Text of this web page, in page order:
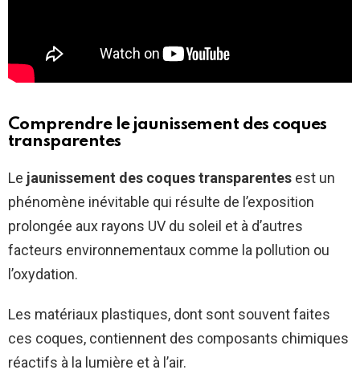
Comprendre le jaunissement des coques
transparentes
Le jaunissement des coques transparentes est un
phénomène inévitable qui résulte de l’exposition
prolongée aux rayons UV du soleil et à d’autres
facteurs environnementaux comme la pollution ou
l’oxydation.
Les matériaux plastiques, dont sont souvent faites
ces coques, contiennent des composants chimiques
réactifs à la lumière et à l’air.